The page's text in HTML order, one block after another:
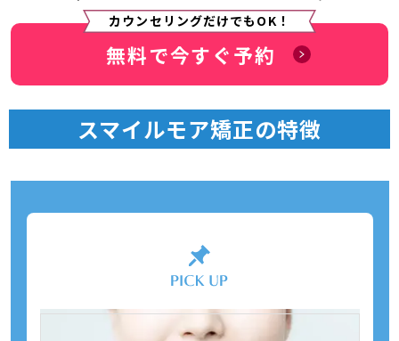
カウンセリングだけでもOK！
無料で今すぐ予約
スマイルモア矯正の特徴